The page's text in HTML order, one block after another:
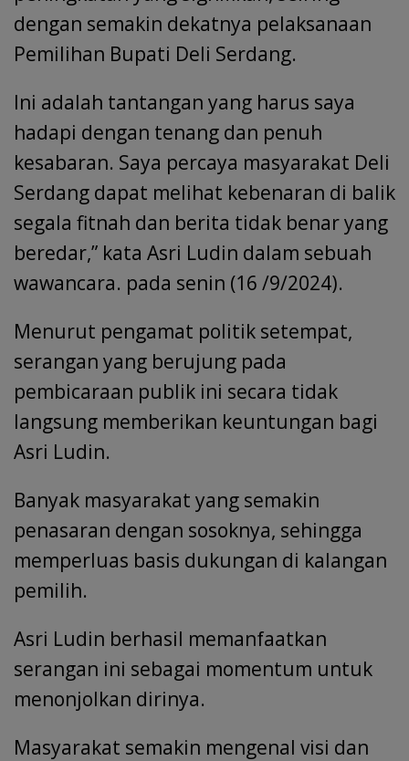
dengan semakin dekatnya pelaksanaan
Pemilihan Bupati Deli Serdang.
Ini adalah tantangan yang harus saya
hadapi dengan tenang dan penuh
kesabaran. Saya percaya masyarakat Deli
Serdang dapat melihat kebenaran di balik
segala fitnah dan berita tidak benar yang
beredar,” kata Asri Ludin dalam sebuah
wawancara. pada senin (16 /9/2024).
Menurut pengamat politik setempat,
serangan yang berujung pada
pembicaraan publik ini secara tidak
langsung memberikan keuntungan bagi
Asri Ludin.
Banyak masyarakat yang semakin
penasaran dengan sosoknya, sehingga
memperluas basis dukungan di kalangan
pemilih.
Asri Ludin berhasil memanfaatkan
serangan ini sebagai momentum untuk
menonjolkan dirinya.
Masyarakat semakin mengenal visi dan